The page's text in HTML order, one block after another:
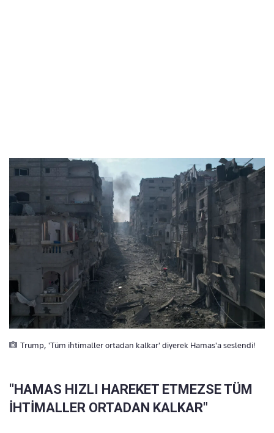
Trump, 'Tüm ihtimaller ortadan kalkar' diyerek Hamas'a seslendi!
"HAMAS HIZLI HAREKET ETMEZSE TÜM
İHTİMALLER ORTADAN KALKAR"